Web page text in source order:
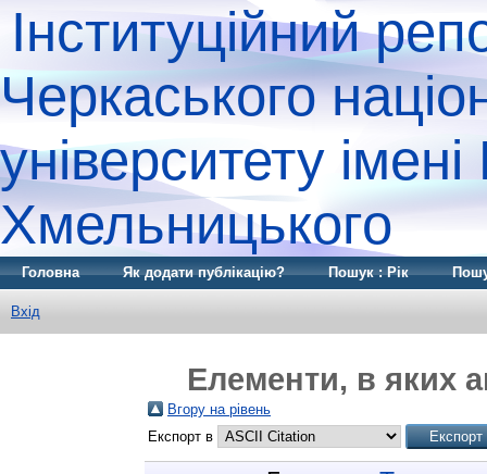
Інституційний
Черкаського
університету
Хмельницького
Головна Як додати публікацію? Пошук : Рік
Вхід
Елементи, в яких
Вгору на рівень
Експорт в